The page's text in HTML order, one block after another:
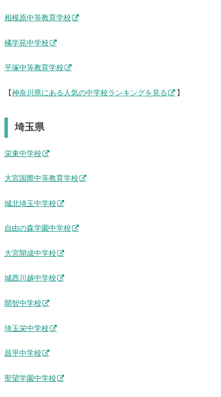
相模原中等教育学校
橘学苑中学校
平塚中等教育学校
【 神奈川県にある人気の中学校ランキングを見る 】
埼玉県
栄東中学校
大宮国際中等教育学校
城北埼玉中学校
自由の森学園中学校
大宮開成中学校
城西川越中学校
開智中学校
埼玉栄中学校
昌平中学校
聖望学園中学校